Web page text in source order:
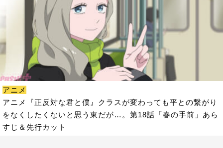
アニメ
アニメ『正反対な君と僕』クラスが変わっても平との繋がり
をなくしたくないと思う東だが…。第18話「春の手前」あら
すじ＆先行カット